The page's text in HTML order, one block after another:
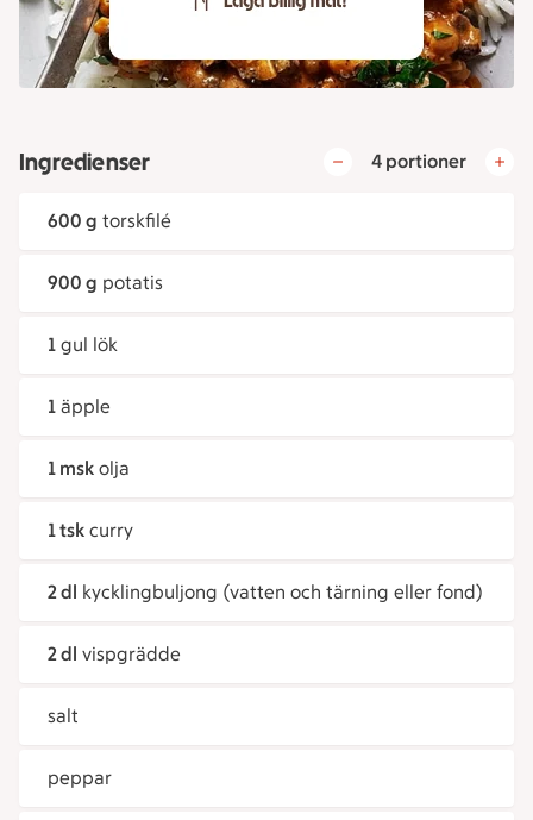
Ingredienser 4 portioner
600 g torskfilé
900 g potatis
1 gul lök
1 äpple
1 msk olja
1 tsk curry
2 dl kycklingbuljong (vatten och tärning eller fond)
2 dl vispgrädde
salt
peppar